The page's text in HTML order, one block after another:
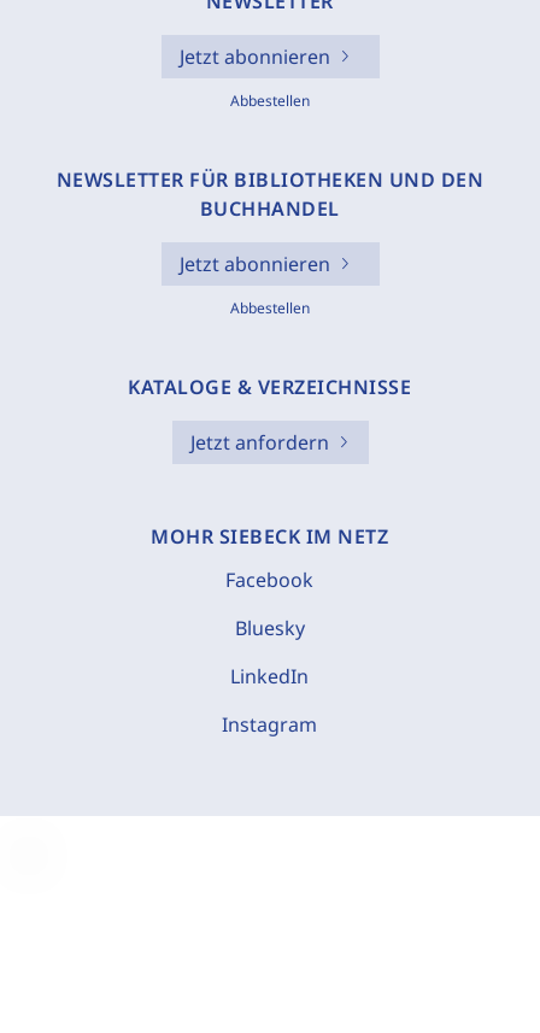
Jetzt abonnieren
Abbestellen
NEWSLETTER FÜR BIBLIOTHEKEN UND DEN
BUCHHANDEL
Jetzt abonnieren
Abbestellen
KATALOGE & VERZEICHNISSE
Jetzt anfordern
MOHR SIEBECK IM NETZ
Facebook
Bluesky
LinkedIn
Instagram